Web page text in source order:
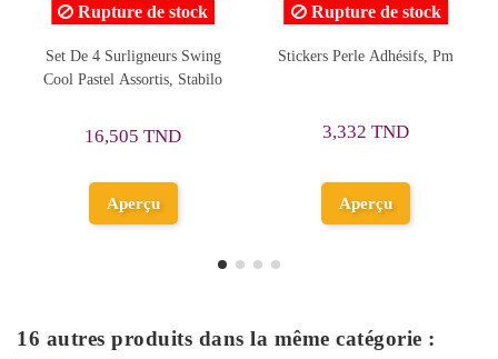
Rupture de stock
Stickers Perle Adhésifs, Pm
3,332 TND
Aperçu
Surligneur Fluo Gris Tropic
2,499 TND
Ajouter au
panier
16 autres produits dans la même catégorie :